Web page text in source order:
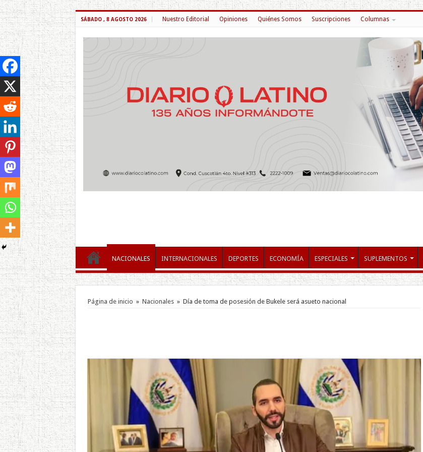
SÁBADO , 8 AGOSTO 2026 Nuestro Editorial Opiniones Quiénes Somos Suscripciones Columnas
NACIONALES INTERNACIONALES DEPORTES ECONOMÍA ESPECIALES SUPLEMENTOS
Página de inicio » Nacionales » Día de toma de posesión de Bukele será asueto nacional